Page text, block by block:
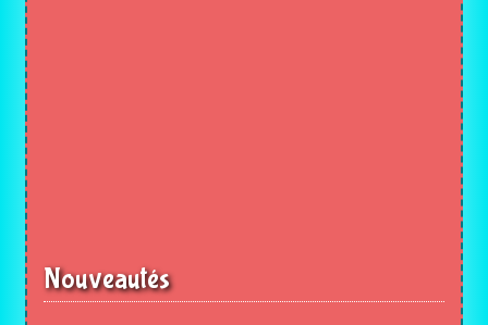
Nouveautés